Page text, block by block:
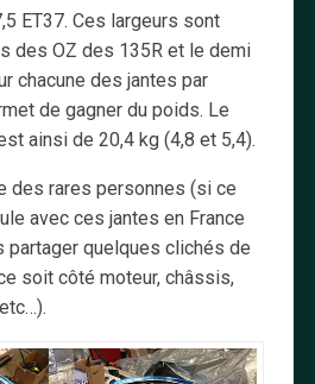
ET37. Ces largeurs sont
des OZ des 135R et le demi
chacune des jantes par
de gagner du poids. Le
ainsi de 20,4 kg (4,8 et 5,4).
des rares personnes (si ce
avec ces jantes en France
partager quelques clichés de
soit côté moteur, châssis,